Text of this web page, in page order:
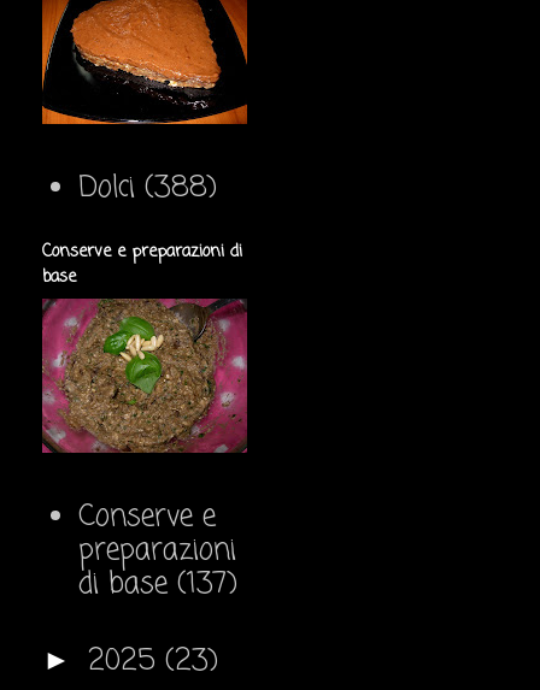
Dolci (388)
Conserve e preparazioni di
base
Conserve e
preparazioni
di base (137)
► 2025 (23)